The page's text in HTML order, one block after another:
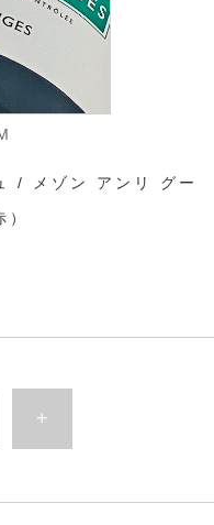
/ メゾン アンリ グー
+